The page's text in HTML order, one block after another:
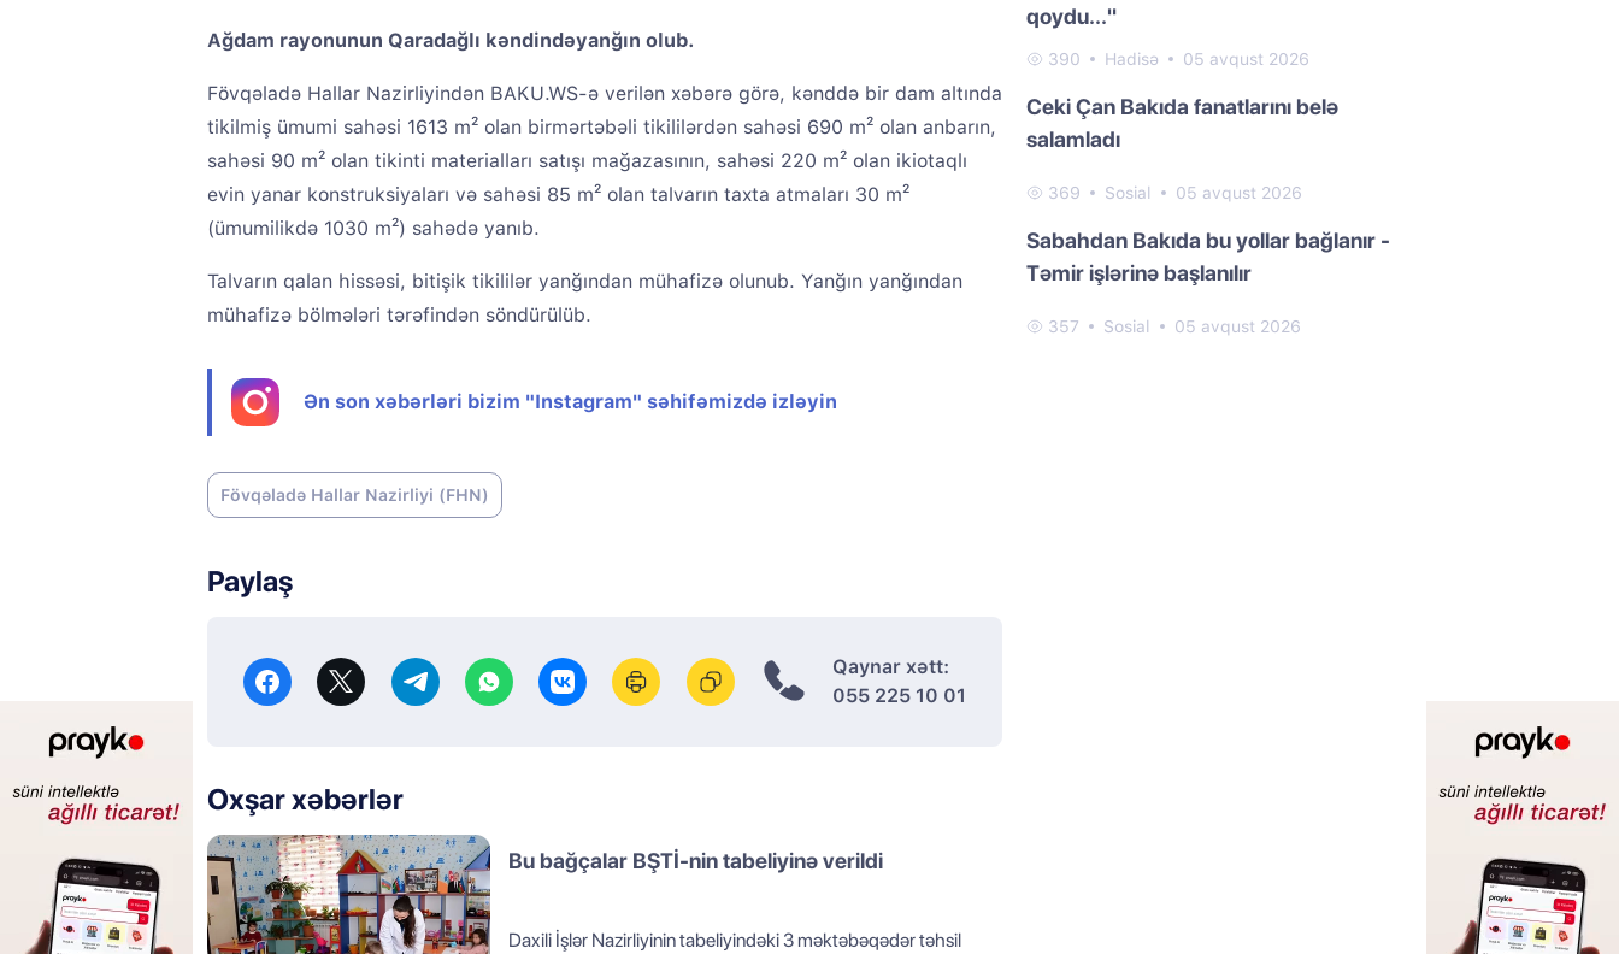
Ağdam rayonunun Qaradağlı kəndindəyanğın olub.
Fövqəladə Hallar Nazirliyindən BAKU.WS-ə verilən xəbərə görə, kənddə bir dam altında
tikilmiş ümumi sahəsi 1613 m² olan birmərtəbəli tikililərdən sahəsi 690 m² olan anbarın,
sahəsi 90 m² olan tikinti materialları satışı mağazasının, sahəsi 220 m² olan ikiotaqlı
evin yanar konstruksiyaları və sahəsi 85 m² olan talvarın taxta atmaları 30 m²
(ümumilikdə 1030 m²) sahədə yanıb.
Talvarın qalan hissəsi, bitişik tikililər yanğından mühafizə olunub. Yanğın yanğından
mühafizə bölmələri tərəfindən söndürülüb.
Ən son xəbərləri bizim "Instagram" səhifəmizdə izləyin
Fövqəladə Hallar Nazirliyi (FHN)
Paylaş
Qaynar xətt:
055 225 10 01
Oxşar xəbərlər
Bu bağçalar BŞTİ-nin tabeliyinə verildi
Daxili İşlər Nazirliyinin tabeliyindəki 3 məktəbəqədər təhsil
qoydu..."
390 Hadisə 05 avqust 2026
Ceki Çan Bakıda fanatlarını belə
salamladı
369 Sosial 05 avqust 2026
Sabahdan Bakıda bu yollar bağlanır -
Təmir işlərinə başlanılır
357 Sosial 05 avqust 2026